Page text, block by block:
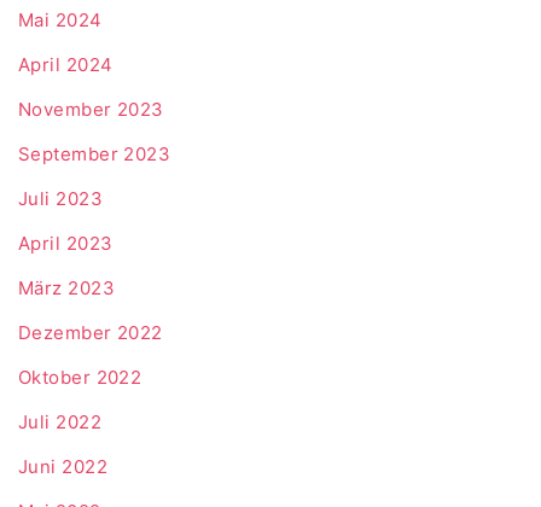
Mai 2024
April 2024
November 2023
September 2023
Juli 2023
April 2023
März 2023
Dezember 2022
Oktober 2022
Juli 2022
Juni 2022